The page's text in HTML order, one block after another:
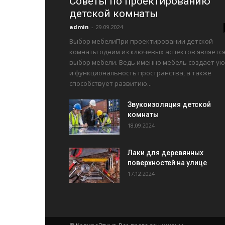
детской комнаты
admin - 29.09.2024
Выбор мебелиПри проектировании детской
комнаты одним из ключевых аспектов является
выбор мебели. Ведь именно мебель создает
и функциональность пространства, а также
способствует развитию...
Звукоизоляция детской
комнаты
18.09.2024
Лаки для деревянных
поверхностей на улице
17.12.2024